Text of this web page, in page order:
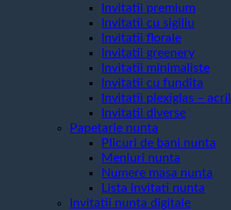
Invitatii premium
Invitatii cu sigiliu
Invitatii florale
Invitatii greenery
Invitatii minimaliste
Invitatii cu fundita
Invitatii plexiglas – acril
Invitatii diverse
Papetarie nunta
Plicuri de bani nunta
Meniuri nunta
Numere masa nunta
Lista invitati nunta
Invitatii nunta digitale